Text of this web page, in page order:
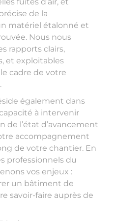
de la
matériel étalonné et
Nous nous
rapports clairs,
et exploitables
cadre de votre
également dans
à intervenir
de l’état d’avancement
accompagnement
de votre chantier. En
professionnels du
vos enjeux :
un bâtiment de
savoir-faire auprès de